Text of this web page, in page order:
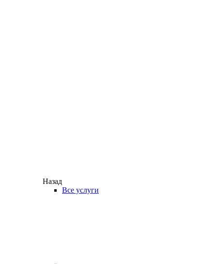
Назад
Все услуги